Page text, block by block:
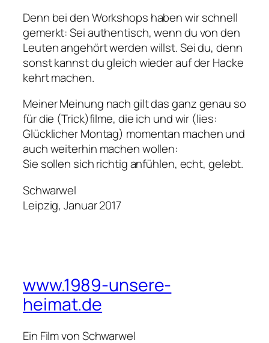
Denn bei den Workshops haben wir schnell
gemerkt: Sei authentisch, wenn du von den
Leuten angehört werden willst. Sei du, denn
sonst kannst du gleich wieder auf der Hacke
kehrt machen.
Meiner Meinung nach gilt das ganz genau so
für die (Trick)filme, die ich und wir (lies:
Glücklicher Montag) momentan machen und
auch weiterhin machen wollen:
Sie sollen sich richtig anfühlen, echt, gelebt.
Schwarwel
Leipzig, Januar 2017
www.1989-unsere-
heimat.de
Ein Film von Schwarwel